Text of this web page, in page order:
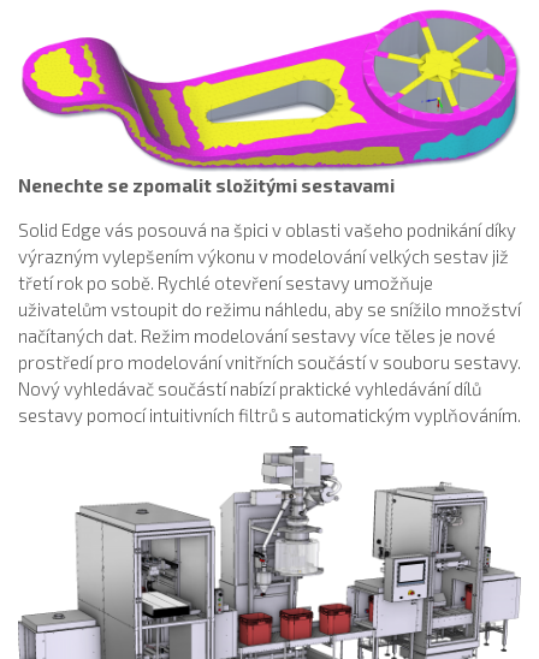
Nenechte se zpomalit složitými sestavami
Solid Edge vás posouvá na špici v oblasti vašeho podnikání díky
výrazným vylepšením výkonu v modelování velkých sestav již
třetí rok po sobě. Rychlé otevření sestavy umožňuje
uživatelům vstoupit do režimu náhledu, aby se snížilo množství
načítaných dat. Režim modelování sestavy více těles je nové
prostředí pro modelování vnitřních součástí v souboru sestavy.
Nový vyhledávač součástí nabízí praktické vyhledávání dílů
sestavy pomocí intuitivních filtrů s automatickým vyplňováním.